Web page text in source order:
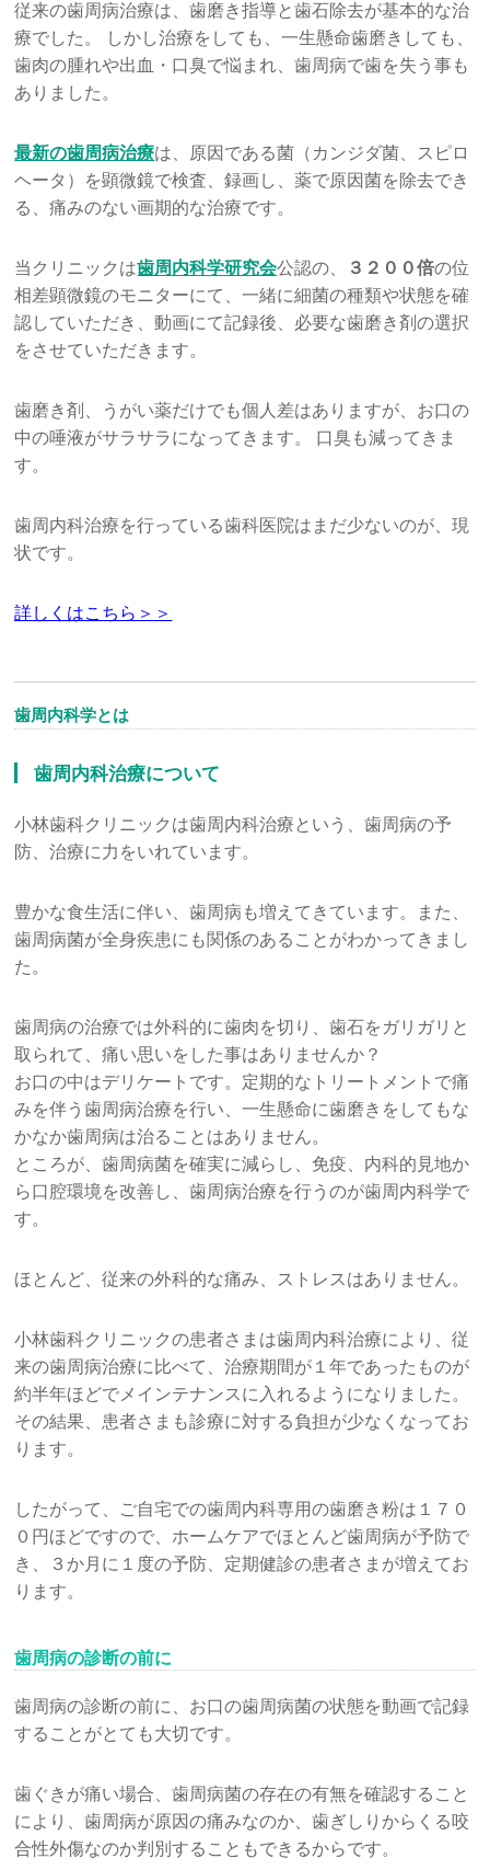
従来の歯周病治療は、歯磨き指導と歯石除去が基本的な治
療でした。 しかし治療をしても、一生懸命歯磨きしても、
歯肉の腫れや出血・口臭で悩まれ、歯周病で歯を失う事も
ありました。
最新の歯周病治療は、原因である菌（カンジダ菌、スピロ
ヘータ）を顕微鏡で検査、録画し、薬で原因菌を除去でき
る、痛みのない画期的な治療です。
当クリニックは歯周内科学研究会公認の、 ３２００倍の位
相差顕微鏡のモニターにて、一緒に細菌の種類や状態を確
認していただき、動画にて記録後、必要な歯磨き剤の選択
をさせていただきます。
歯磨き剤、うがい薬だけでも個人差はありますが、お口の
中の唾液がサラサラになってきます。 口臭も減ってきま
す。
歯周内科治療を行っている歯科医院はまだ少ないのが、現
状です。
詳しくはこちら＞＞
歯周内科学とは
歯周内科治療について
小林歯科クリニックは歯周内科治療という、歯周病の予
防、治療に力をいれています。
豊かな食生活に伴い、歯周病も増えてきています。また、
歯周病菌が全身疾患にも関係のあることがわかってきまし
た。
歯周病の治療では外科的に歯肉を切り、歯石をガリガリと
取られて、痛い思いをした事はありませんか？
お口の中はデリケートです。定期的なトリートメントで痛
みを伴う歯周病治療を行い、一生懸命に歯磨きをしてもな
かなか歯周病は治ることはありません。
ところが、歯周病菌を確実に減らし、免疫、内科的見地か
ら口腔環境を改善し、歯周病治療を行うのが歯周内科学で
す。
ほとんど、従来の外科的な痛み、ストレスはありません。
小林歯科クリニックの患者さまは歯周内科治療により、従
来の歯周病治療に比べて、治療期間が１年であったものが
約半年ほどでメインテナンスに入れるようになりました。
その結果、患者さまも診療に対する負担が少なくなってお
ります。
したがって、ご自宅での歯周内科専用の歯磨き粉は１７０
０円ほどですので、ホームケアでほとんど歯周病が予防で
き、３か月に１度の予防、定期健診の患者さまが増えてお
ります。
歯周病の診断の前に
歯周病の診断の前に、お口の歯周病菌の状態を動画で記録
することがとても大切です。
歯ぐきが痛い場合、歯周病菌の存在の有無を確認すること
により、歯周病が原因の痛みなのか、歯ぎしりからくる咬
合性外傷なのか判別することもできるからです。